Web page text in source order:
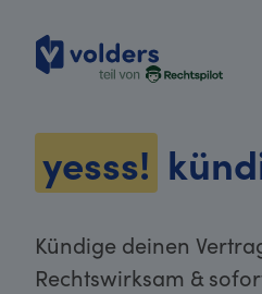
yesss!
Kündige deinen
Rechtswirksam &